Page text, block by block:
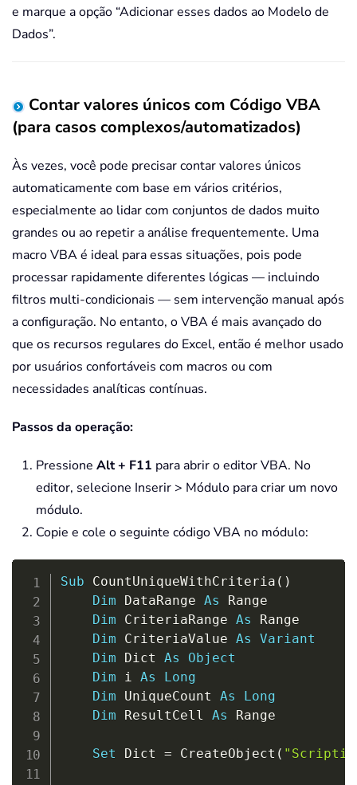
e marque a opção “Adicionar esses dados ao Modelo de
Dados”.
Contar valores únicos com Código VBA
(para casos complexos/automatizados)
Às vezes, você pode precisar contar valores únicos
automaticamente com base em vários critérios,
especialmente ao lidar com conjuntos de dados muito
grandes ou ao repetir a análise frequentemente. Uma
macro VBA é ideal para essas situações, pois pode
processar rapidamente diferentes lógicas — incluindo
filtros multi-condicionais — sem intervenção manual após
a configuração. No entanto, o VBA é mais avançado do
que os recursos regulares do Excel, então é melhor usado
por usuários confortáveis com macros ou com
necessidades analíticas contínuas.
Passos da operação:
Pressione Alt + F11 para abrir o editor VBA. No
editor, selecione Inserir > Módulo para criar um novo
módulo.
Copie e cole o seguinte código VBA no módulo:
Sub CountUniqueWithCriteria ( )
Dim DataRange As Range
Dim CriteriaRange As Range
Dim CriteriaValue As
Variant
Dim Dict As
Object
Dim i As
Long
Dim UniqueCount As
Long
Dim ResultCell As Range
Set Dict = CreateObject (
Copy